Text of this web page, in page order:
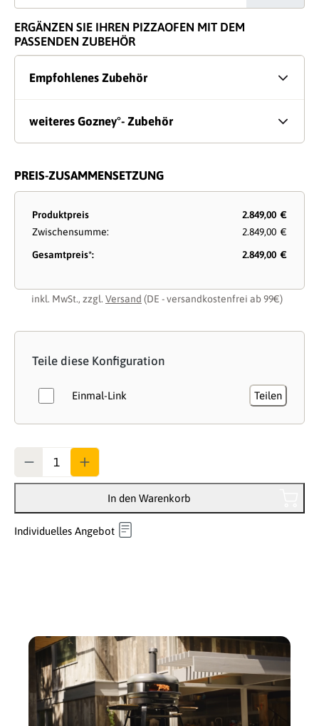
ERGÄNZEN SIE IHREN PIZZAOFEN MIT DEM
PASSENDEN ZUBEHÖR
Empfohlenes Zubehör
weiteres Gozney°- Zubehör
PREIS-ZUSAMMENSETZUNG
Produktpreis
2.849,00 €
Zwischensumme:
2.849,00 €
Gesamtpreis*:
2.849,00 €
inkl. MwSt., zzgl. Versand (DE - versandkostenfrei ab 99€)
Teile diese Konfiguration
Einmal-Link Teilen
In den Warenkorb
Individuelles Angebot